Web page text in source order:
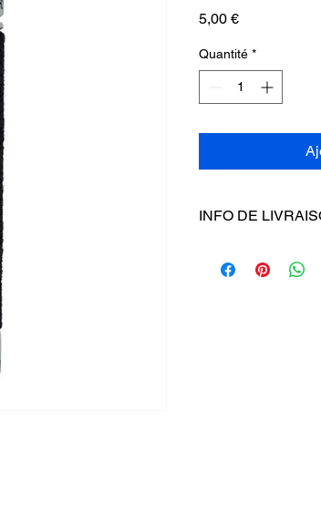
5,00 €Prix
Quantité *
INFO DE